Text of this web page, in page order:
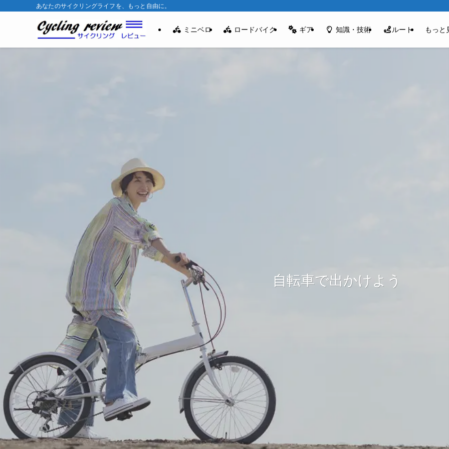
あなたのサイクリングライフを、もっと自由に。
ミニベロ ロードバイク ギア 知識・技術 ルート もっと
自転車で出かけよう